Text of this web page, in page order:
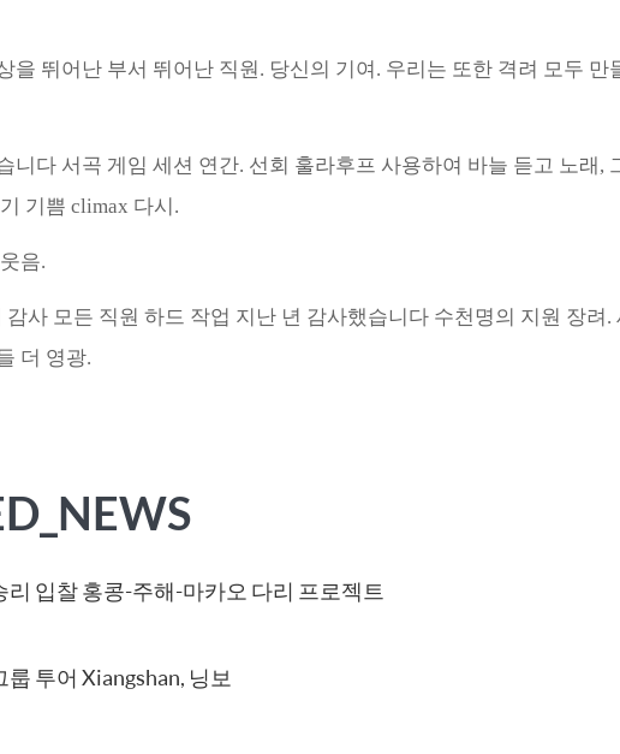
을 뛰어난 부서 뛰어난 직원. 당신의 기여. 우리는 또한 격려 모두 만
니다 서곡 게임 세션 연간. 선회 훌라후프 사용하여 바늘 듣고 노래,
기쁨 climax 다시.
음.
사 모든 직원 하드 작업 지난 년 감사했습니다 수천명의 지원 장려.
더 영광.
리 입찰 홍콩-주해-마카오 다리 프로젝트
투어 Xiangshan, 닝보